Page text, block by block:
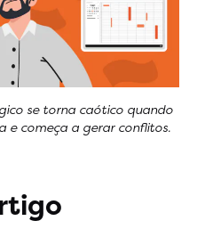
se torna caótico quando
e começa a gerar conflitos.